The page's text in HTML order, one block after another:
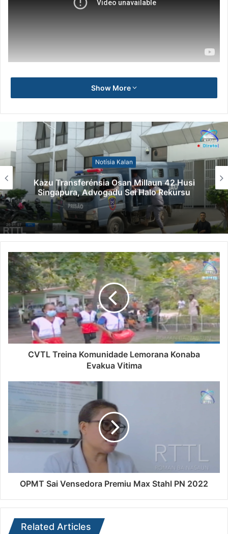
Show More
Notísia Kalan
Kazu Transferénsia Osan Millaun 42 Husi
Singapura, Advogadu Sei Halo Rekursu
CVTL Treina Komunidade Lemorana Konaba
Evakua Vitima
OPMT Sai Vensedora Premiu Max Stahl PN 2022
Related Articles